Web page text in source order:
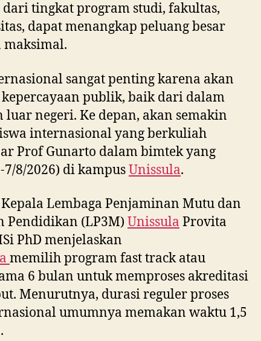
tingkat program studi, fakultas,
dapat menangkap peluang besar
maksimal.
sangat penting karena akan
publik, baik dari dalam
luar negeri. Ke depan, akan semakin
internasional yang berkuliah
Prof Gunarto dalam bimtek yang
8/2026) di kampusUnissula.
Lembaga Penjaminan Mutu dan
Pendidikan (LP3M) Unissula Provita
PhD menjelaskan
memilih program fast track atau
6 bulan untuk memproses akreditasi
Menurutnya, durasi reguler proses
umumnya memakan waktu 1,5